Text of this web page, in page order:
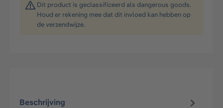
Dit product is geclassificeerd als dangerous goods.
Houd er rekening mee dat dit invloed kan hebben op
de verzendwijze.
Beschrijving